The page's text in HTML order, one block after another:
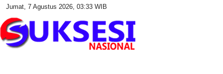
Jumat, 7 Agustus 2026, 03:33 WIB